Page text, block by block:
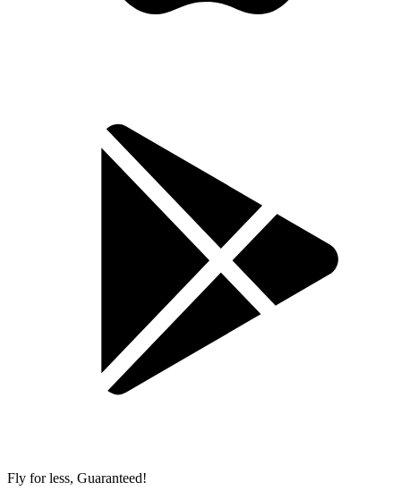
Fly for less, Guaranteed!